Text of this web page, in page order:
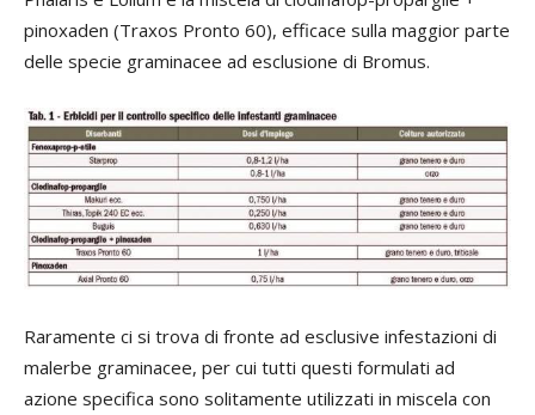
pinoxaden (Traxos Pronto 60), efficace sulla maggior parte
delle specie graminacee ad esclusione di Bromus.
Raramente ci si trova di fronte ad esclusive infestazioni di
malerbe graminacee, per cui tutti questi formulati ad
azione specifica sono solitamente utilizzati in miscela con